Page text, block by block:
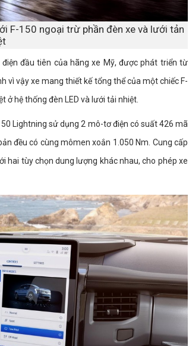
F-150 ngoại trừ phần đèn xe và lưới tản
đầu tiên của hãng xe Mỹ, được phát triển từ
vì vậy xe mang thiết kế tổng thể của một chiếc F-
ở hệ thống đèn LED và lưới tải nhiệt.
Lightning sử dụng 2 mô-tơ điện có suất 426 mã
đều có cùng mômen xoắn 1.050 Nm. Cung cấp
hai tùy chọn dung lượng khác nhau, cho phép xe